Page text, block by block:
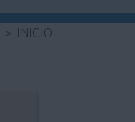
> INICIO